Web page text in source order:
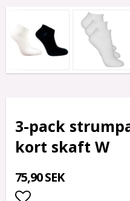
3-pack
kort skaft W
75,90 SEK